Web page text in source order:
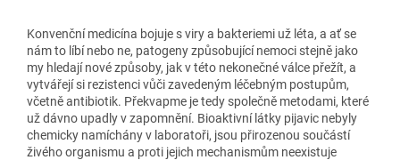
Konvenční medicína bojuje s viry a bakteriemi už léta, a ať se
nám to líbí nebo ne, patogeny způsobující nemoci stejně jako
my hledají nové způsoby, jak v této nekonečné válce přežít, a
vytvářejí si rezistenci vůči zavedeným léčebným postupům,
včetně antibiotik. Překvapme je tedy společně metodami, které
už dávno upadly v zapomnění. Bioaktivní látky pijavic nebyly
chemicky namíchány v laboratoři, jsou přirozenou součástí
živého organismu a proti jejich mechanismům neexistuje